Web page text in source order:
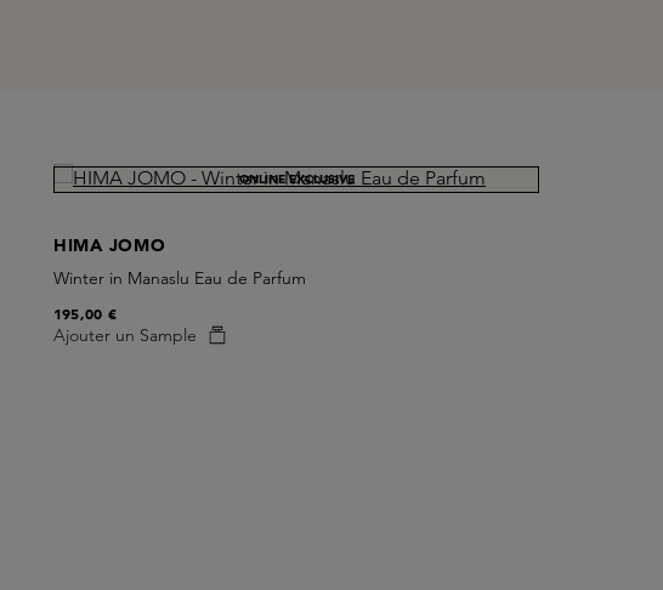
Skip product gallery ONLINE EXCLUSIVE
HIMA JOMO
Winter in Manaslu Eau de Parfum
Ajouter un Sample
195,00 €
Ajouter